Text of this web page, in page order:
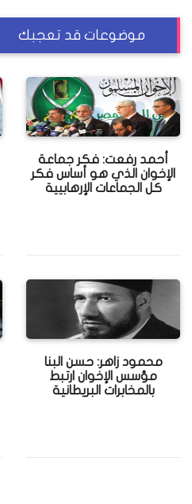
موضوعات قد تعجبك
أحمد رفعت: فكر جماعة
الإخوان الذي هو أساس فكر
كل الجماعات الإرهابيية
محمود زاهر: حسن البنا
مؤسس الإخوان ارتبط
بالمخابرات البريطانية